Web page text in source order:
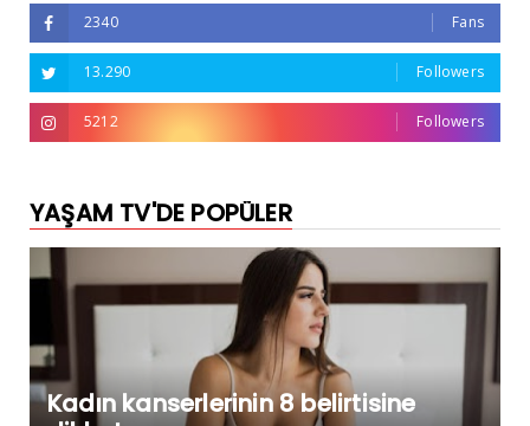
2340 Fans
13.290 Followers
5212 Followers
YAŞAM TV'DE POPÜLER
Kadın kanserlerinin 8 belirtisine